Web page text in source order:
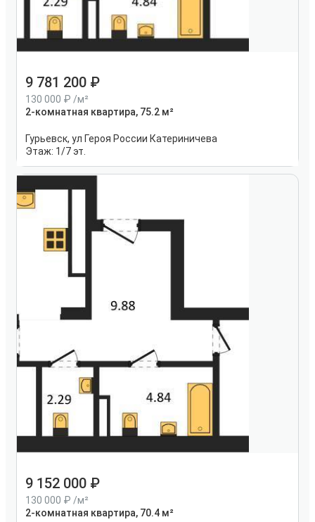
9 781 200
130 000
/м²
2-комнатная квартира, 75.2 м²
Гурьевск, ул Героя России Катериничева
Этаж: 1/7 эт.
9 152 000
130 000
/м²
2-комнатная квартира, 70.4 м²